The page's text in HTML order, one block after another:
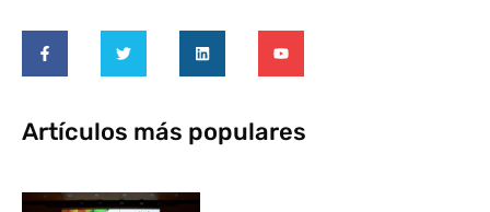
Artículos más populares